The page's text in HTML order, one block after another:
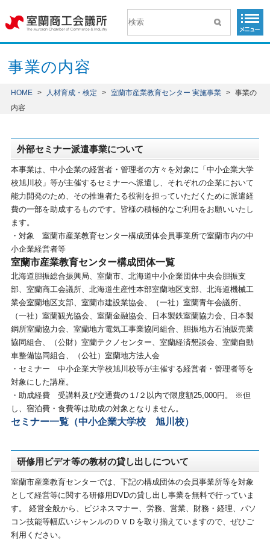
事業の内容
HOME > 人材育成・検定 > 室蘭市産業教育センター 実施事業 >
事業の
内容
外部セミナー派遣事業について
本事業は、中小企業の経営者・管理者の方々を対象に「中小企業大学
校旭川校」等が主催するセミナーへ派遣し、それぞれの企業において
能力開発のため、その推進者たる役割を担っていただくために派遣経
費の一部を助成するものです。皆様の積極的なご利用をお願いいたし
ます。
・対象 室蘭市産業教育センター構成団体会員事業所で室蘭市内の中
小企業経営者等
室蘭市産業教育センター構成団体一覧
北海道胆振総合振興局、室蘭市、北海道中小企業団体中央会胆振支
部、室蘭商工会議所、北海道生産性本部室蘭地区支部、北海道機械工
業会室蘭地区支部、室蘭市建設業協会、（一社）室蘭青年会議所、
（一社）室蘭観光協会、室蘭金融協会、日本製鉄室蘭協力会、日本製
鋼所室蘭協力会、室蘭地方電気工事業協同組合、胆振地方石油販売業
協同組合、（公財）室蘭テクノセンター、室蘭経済懇談会、室蘭自動
車整備協同組合、（公社）室蘭地方法人会
・セミナー 中小企業大学校旭川校等が主催する経営者・管理者等を
対象にした講座。
・助成経費 受講料及び交通費の１/２以内で限度額25,000円。 ※但
し、宿泊費・食費等は助成の対象となりません。
セミナー一覧（中小企業大学校 旭川校）
研修用ビデオ等の教材の貸し出しについて
室蘭市産業教育センターでは、下記の構成団体の会員事業所等を対象
として経営等に関する研修用DVDの貸し出し事業を無料で行っていま
す。 経営全般から、ビジネスマナー、労務、営業、財務・経理、パソ
コン技能等幅広いジャンルのＤＶＤを取り揃えていますので、ぜひご
利用ください。